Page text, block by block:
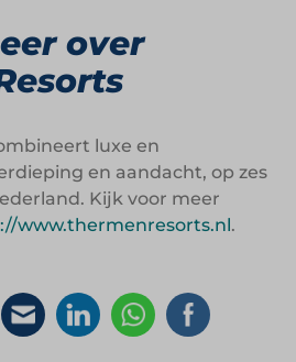
over
luxe en
en aandacht, op zes
Kijk voor meer
www.thermenresorts.nl.